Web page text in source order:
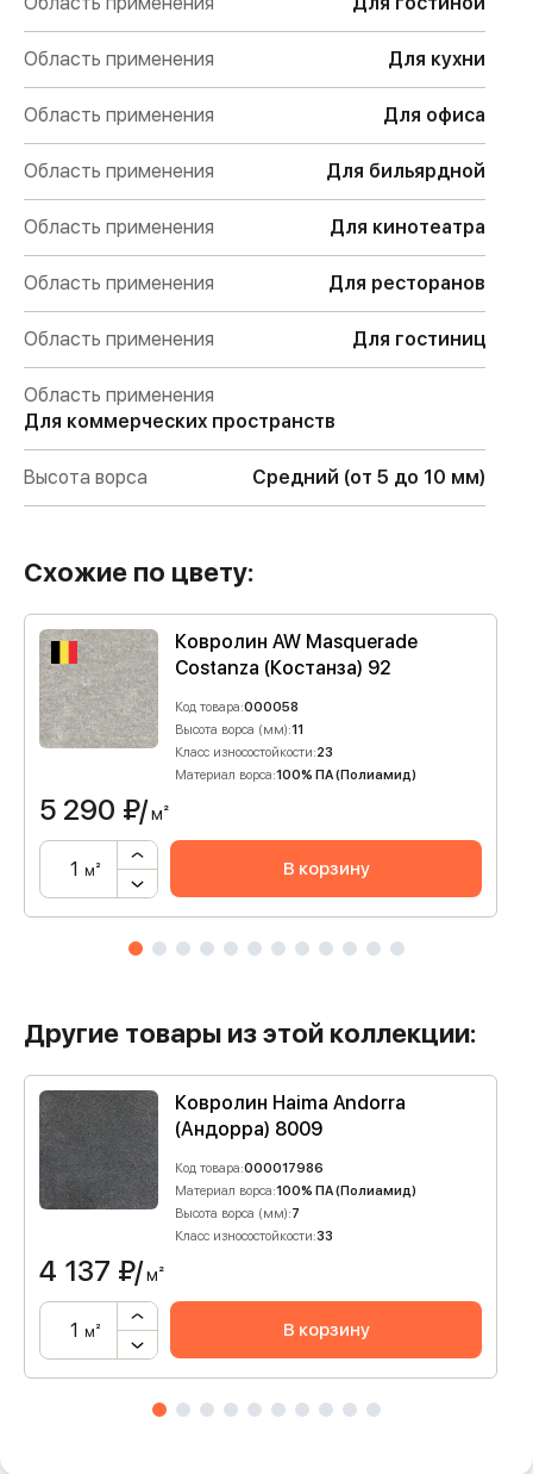
Область применения Для кухни
Область применения Для офиса
Область применения Для бильярдной
Область применения Для кинотеатра
Область применения Для ресторанов
Область применения Для гостиниц
Область применения
Для коммерческих пространств
Высота ворса Средний (от 5 до 10 мм)
Схожие по цвету:
Ковролин AW Masquerade
Costanza (Костанза) 92
Код товара:000058
Высота ворса (мм):11
Класс износостойкости:23
Материал ворса:100% ПА (Полиамид)
5 290 ₽/м²
м² В корзину
Другие товары из этой коллекции:
Ковролин Haima Andorra
(Андорра) 8009
Код товара:000017986
Материал ворса:100% ПА (Полиамид)
Высота ворса (мм):7
Класс износостойкости:33
4 137 ₽/м²
м² В корзину